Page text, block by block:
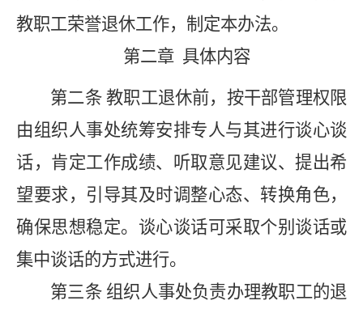
教职工荣誉退休工作，制定本办法。
第二章 具体内容
第二条教职工退休前，按干部管理权限
由组织人事处统筹安排专人与其进行谈心谈
话，肯定工作成绩、听取意见建议、提出希
望要求，引导其及时调整心态、转换角色，
确保思想稳定。谈心谈话可采取个别谈话或
集中谈话的方式进行。
第三条组织人事处负责办理教职工的退